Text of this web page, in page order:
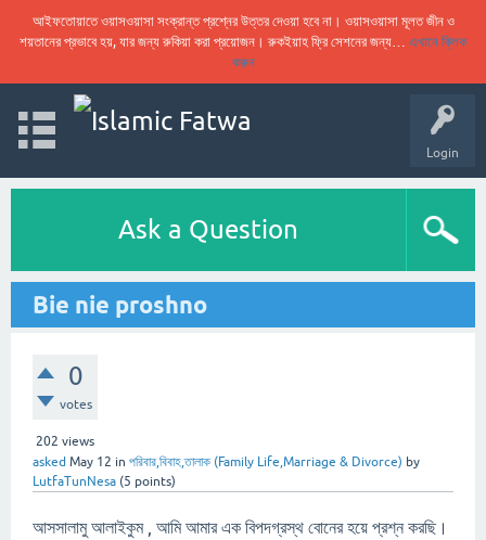
আইফতোয়াতে ওয়াসওয়াসা সংক্রান্ত প্রশ্নের উত্তর দেওয়া হবে না। ওয়াসওয়াসা মূলত জীন ও
শয়তানের প্রভাবে হয়, যার জন্য রুকিয়া করা প্রয়োজন। রুকইয়াহ ফ্রি সেশনের জন্য… এখানে ক্লিক
করুন
Login
Ask a Question
Bie nie proshno
0
votes
202 views
asked May 12 in পরিবার,বিবাহ,তালাক (Family Life,Marriage & Divorce) by
LutfaTunNesa (5 points)
আসসালামু আলাইকুম , আমি আমার এক বিপদগ্রস্থ বোনের হয়ে প্রশ্ন করছি।